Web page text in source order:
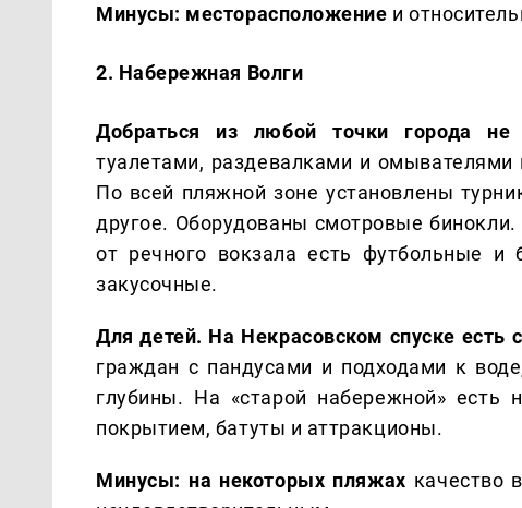
Минусы: месторасположение и
2. Набережная Волги
Добраться из любой точки города не
туалетами, раздевалками и омывателями
По всей пляжной зоне установлены
другое. Оборудованы смотровые
от речного вокзала есть футбольные
закусочные.
Для детей. На Некрасовском спуске есть
граждан с пандусами и подходами к
глубины. На «старой набережной» есть
покрытием, батуты и аттракционы.
Минусы: на некоторых пляжах качество